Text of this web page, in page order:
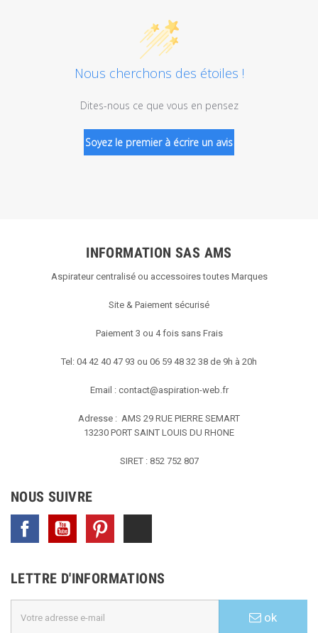
Nous cherchons des étoiles !
Dites-nous ce que vous en pensez
Soyez le premier à écrire un avis
INFORMATION SAS AMS
Aspirateur centralisé ou accessoires toutes Marques
Site & Paiement sécurisé
Paiement 3 ou 4 fois sans Frais
Tel: 04 42 40 47 93 ou 06 59 48 32 38 de 9h à 20h
Email : contact@aspiration-web.fr
Adresse : AMS 29 RUE PIERRE SEMART
13230 PORT SAINT LOUIS DU RHONE
SIRET : 852 752 807
NOUS SUIVRE
Facebook YouTube
LETTRE D'INFORMATIONS
ok